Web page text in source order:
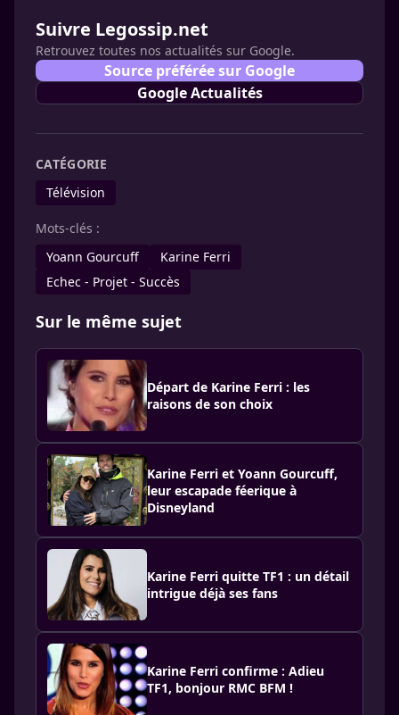
Suivre Legossip.net
Retrouvez toutes nos actualités sur Google.
Source préférée sur Google
Google Actualités
CATÉGORIE
Télévision
Mots-clés :
Yoann Gourcuff
Karine Ferri
Echec - Projet - Succès
Sur le même sujet
Départ de Karine Ferri : les
raisons de son choix
Karine Ferri et Yoann Gourcuff,
leur escapade féerique à
Disneyland
Karine Ferri quitte TF1 : un détail
intrigue déjà ses fans
Karine Ferri confirme : Adieu
TF1, bonjour RMC BFM !